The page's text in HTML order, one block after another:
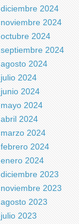
diciembre 2024
noviembre 2024
octubre 2024
septiembre 2024
agosto 2024
julio 2024
junio 2024
mayo 2024
abril 2024
marzo 2024
febrero 2024
enero 2024
diciembre 2023
noviembre 2023
agosto 2023
julio 2023